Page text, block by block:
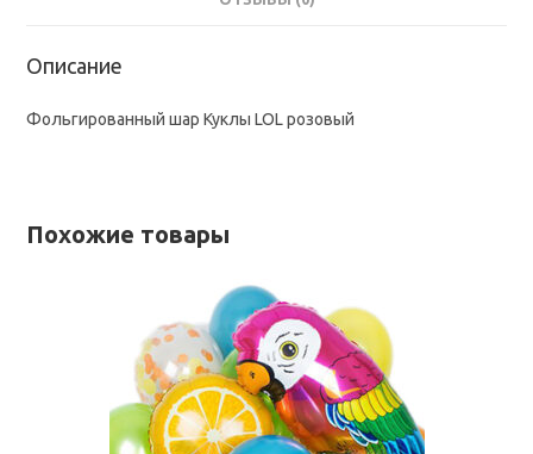
Описание
Фольгированный шар Куклы LOL розовый
Похожие товары